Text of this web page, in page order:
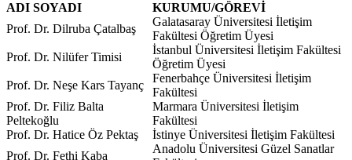
ADI SOYADI
KURUMU/GÖREVİ
Prof. Dr. Dilruba Çatalbaş
Galatasaray Üniversitesi İletişim
Fakültesi Öğretim Üyesi
Prof. Dr. Nilüfer Timisi
İstanbul Üniversitesi İletişim Fakültesi
Öğretim Üyesi
Prof. Dr. Neşe Kars Tayanç
Fenerbahçe Üniversitesi İletişim
Fakültesi
Prof. Dr. Filiz Balta
Peltekoğlu
Marmara Üniversitesi İletişim
Fakültesi
Prof. Dr. Hatice Öz Pektaş
İstinye Üniversitesi İletişim Fakültesi
Prof. Dr. Fethi Kaba
Anadolu Üniversitesi Güzel Sanatlar